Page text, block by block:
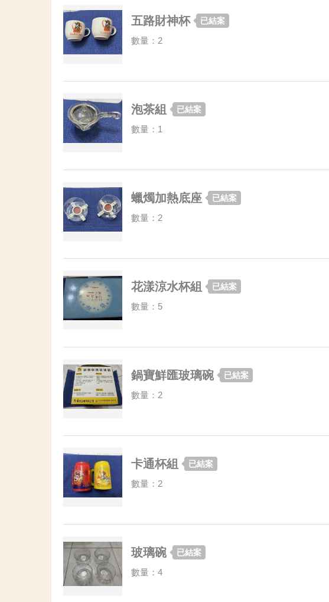
五路財神杯 已結案
數量：2
泡茶組 已結案
數量：1
蠟燭加熱底座 已結案
數量：2
花漾涼水杯組 已結案
數量：5
鍋寶鮮匯玻璃碗 已結案
數量：2
卡通杯組 已結案
數量：2
玻璃碗 已結案
數量：4